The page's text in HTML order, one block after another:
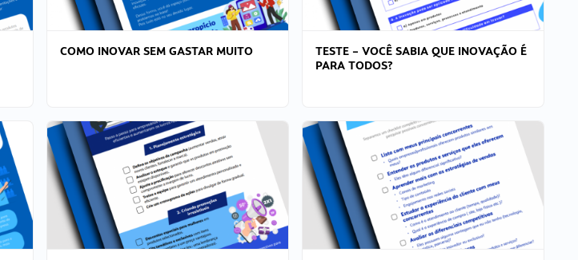
COMO INOVAR SEM GASTAR MUITO
TESTE – VOCÊ SABIA QUE INOVAÇÃO É
PARA TODOS?